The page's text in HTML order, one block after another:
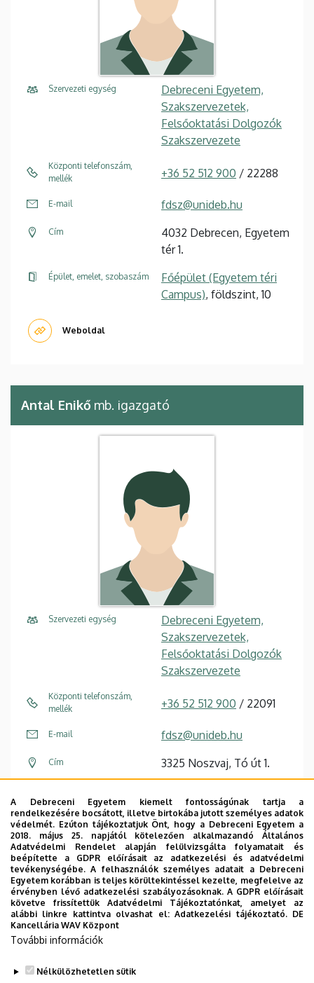
Szervezeti egység
Debreceni Egyetem,
Szakszervezetek,
Felsőoktatási Dolgozók
Szakszervezete
Központi telefonszám,
mellék
+36 52 512 900 / 22288
E-mail fdsz@unideb.hu
Cím
4032 Debrecen, Egyetem
tér 1.
Épület, emelet, szobaszám
Főépület (Egyetem téri
Campus), földszint, 10
Weboldal
Antal Enikő mb. igazgató
Szervezeti egység
Debreceni Egyetem,
Szakszervezetek,
Felsőoktatási Dolgozók
Szakszervezete
Központi telefonszám,
mellék
+36 52 512 900 / 22091
E-mail fdsz@unideb.hu
Cím 3325 Noszvaj, Tó út 1.
Kutatóház
Weboldal
Dolgozói adatmódosítás igénylése a DE
telefonkönyvében
A Debreceni Egyetem kiemelt fontosságúnak tartja a
rendelkezésére bocsátott, illetve birtokába jutott személyes adatok
védelmét. Ezúton tájékoztatjuk Önt, hogy a Debreceni Egyetem a
2018. május 25. napjától kötelezően alkalmazandó Általános
Adatvédelmi Rendelet alapján felülvizsgálta folyamatait és
beépítette a GDPR előírásait az adatkezelési és adatvédelmi
tevékenységébe. A felhasználók személyes adatait a Debreceni
Egyetem korábban is teljes körültekintéssel kezelte, megfelelve az
érvényben lévő adatkezelési szabályozásoknak. A GDPR előírásait
követve frissítettük Adatvédelmi Tájékoztatónkat, amelyet az
alábbi linkre kattintva olvashat el:Adatkezelési tájékoztató. DE
Kancellária WAV Központ
További információk
Nélkülözhetetlen sütik